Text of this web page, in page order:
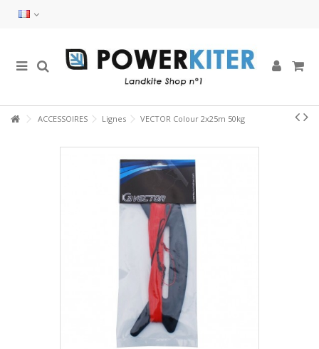
ACCESSOIRES Lignes VECTOR Colour 2x25m 50kg